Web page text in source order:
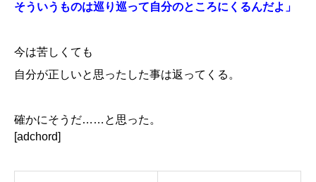
そういうものは巡り巡って自分のところにくるんだよ」
今は苦しくても
自分が正しいと思ったした事は返ってくる。
確かにそうだ……と思った。
[adchord]